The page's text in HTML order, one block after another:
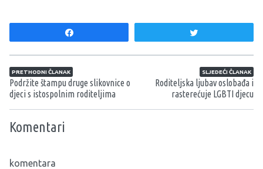
Navigacija članaka
PRETHODNI ČLANAK
Podržite štampu druge slikovnice o
djeci s istospolnim roditeljima
SLJEDEĆI ČLANAK
Roditeljska ljubav oslobađa i
rasterećuje LGBTI djecu
Komentari
komentara